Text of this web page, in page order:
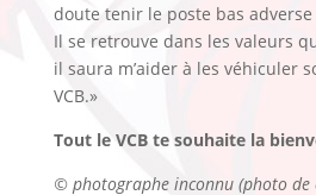
doute tenir le poste bas
Il se retrouve dans les valeurs
il saura m’aider à les véhiculer
VCB.»
Tout le VCB te souhaite la
© photographe inconnu (photo de